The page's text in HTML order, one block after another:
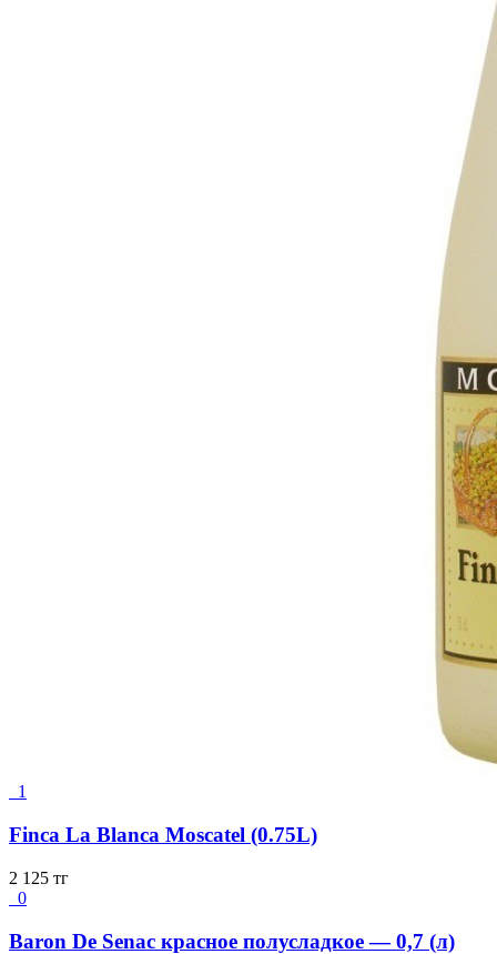
1
Finca La Blanca Moscatel (0.75L)
2 125 тг
0
Baron De Senac красное полусладкое — 0,7 (л)